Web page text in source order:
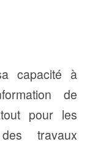
capacité à
de
pour les
travaux